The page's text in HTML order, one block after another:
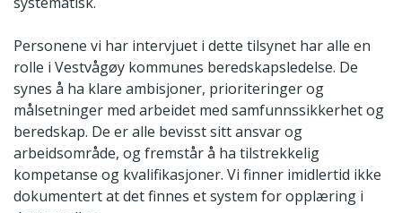
Personene vi har intervjuet i dette tilsynet har alle en
rolle i Vestvågøy kommunes beredskapsledelse. De
synes å ha klare ambisjoner, prioriteringer og
målsetninger med arbeidet med samfunnssikkerhet og
beredskap. De er alle bevisst sitt ansvar og
arbeidsområde, og fremstår å ha tilstrekkelig
kompetanse og kvalifikasjoner. Vi finner imidlertid ikke
dokumentert at det finnes et system for opplæring i